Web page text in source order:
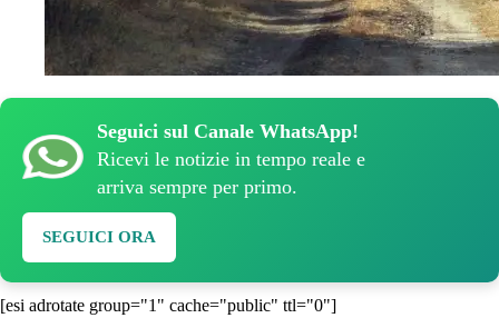
Seguici sul Canale WhatsApp!
Ricevi le notizie in tempo reale e
arriva sempre per primo.
SEGUICI ORA
[esi adrotate group="1" cache="public" ttl="0"]